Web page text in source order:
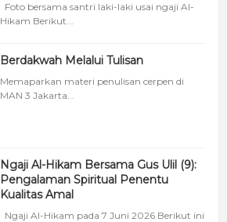
Foto bersama santri laki-laki usai ngaji Al-
Hikam Berikut...
Berdakwah Melalui Tulisan
Memaparkan materi penulisan cerpen di
MAN 3 Jakarta...
Ngaji Al-Hikam Bersama Gus Ulil (9):
Pengalaman Spiritual Penentu
Kualitas Amal
Ngaji Al-Hikam pada 7 Juni 2026 Berikut ini